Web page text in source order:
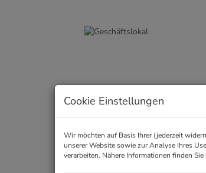
Cookie Einstellungen
Wir möchten auf Basis Ihrer (jederzeit
unserer Website sowie zur Analyse Ihres
verarbeiten. Nähere Informationen finden